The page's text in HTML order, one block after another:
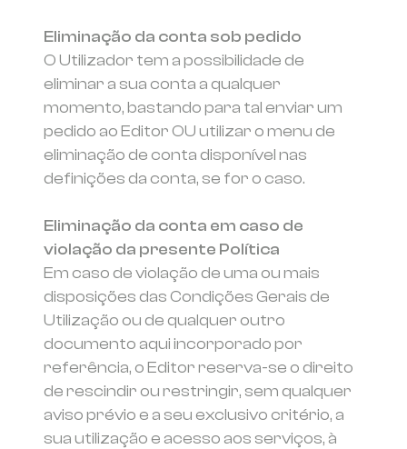
Eliminação da conta sob pedido
O Utilizador tem a possibilidade de
eliminar a sua conta a qualquer
momento, bastando para tal enviar um
pedido ao Editor OU utilizar o menu de
eliminação de conta disponível nas
definições da conta, se for o caso.
Eliminação da conta em caso de
violação da presente Política
Em caso de violação de uma ou mais
disposições das Condições Gerais de
Utilização ou de qualquer outro
documento aqui incorporado por
referência, o Editor reserva-se o direito
de rescindir ou restringir, sem qualquer
aviso prévio e a seu exclusivo critério, a
sua utilização e acesso aos serviços, à